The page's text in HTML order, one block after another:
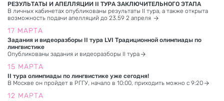
РЕЗУЛЬТАТЫ И АПЕЛЛЯЦИИ II ТУРА ЗАКЛЮЧИТЕЛЬНОГО ЭТАПА
В личных кабинетах опубликованы результаты II тура, а также открыта
возможность подачи апелляций до 23.59 2 апреля
17 МАРТА
Задания и видеоразборы II тура LVI Традиционной олимпиады по
лингвистике
Опубликованы задания и видеоразборы II тура
15 МАРТА
II тура олимпиады по лингвистике уже сегодня!
В Москве он пройдет в РГГУ, начало в 10:00, приходить можно с 9:20
12 МАРТА